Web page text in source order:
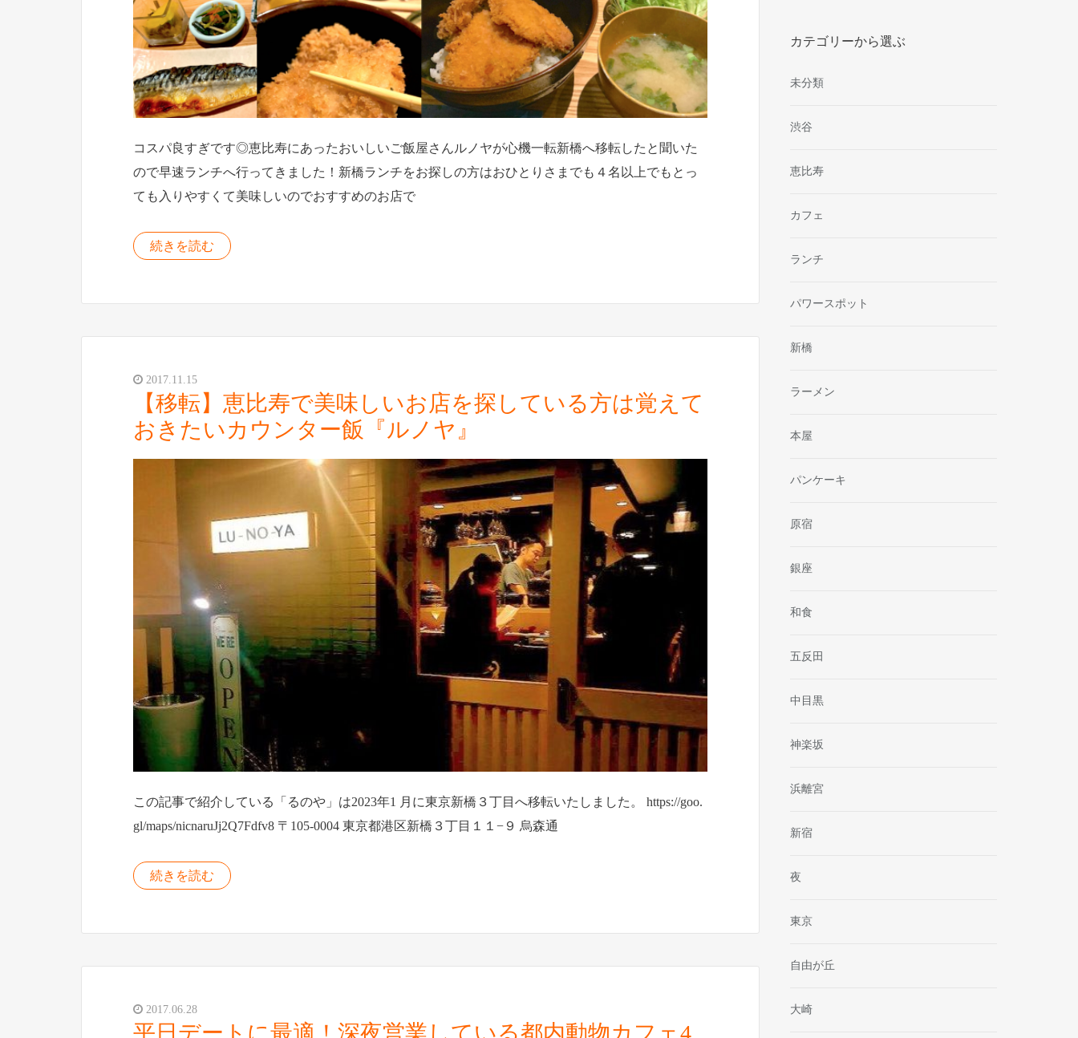
コスパ良すぎです◎恵比寿にあったおいしいご飯屋さんルノヤが心機一転新橋へ移転したと聞いた
ので早速ランチへ行ってきました！新橋ランチをお探しの方はおひとりさまでも４名以上でもとっ
ても入りやすくて美味しいのでおすすめのお店で
続きを読む
2017.11.15
【移転】恵比寿で美味しいお店を探している方は覚えて
おきたいカウンター飯『ルノヤ』
この記事で紹介している「るのや」は2023年1 月に東京新橋３丁目へ移転いたしました。 https://goo.
gl/maps/nicnaruJj2Q7Fdfv8 〒105-0004 東京都港区新橋３丁目１１−９ 烏森通
続きを読む
2017.06.28
平日デートに最適！深夜営業している都内動物カフェ4
カテゴリーから選ぶ
未分類
渋谷
恵比寿
カフェ
ランチ
パワースポット
新橋
ラーメン
本屋
パンケーキ
原宿
銀座
和食
五反田
中目黒
神楽坂
浜離宮
新宿
夜
東京
自由が丘
大崎